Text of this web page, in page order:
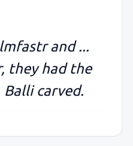
and ...
they had the
Balli carved.